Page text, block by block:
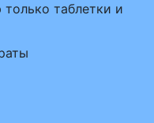
таблетки и